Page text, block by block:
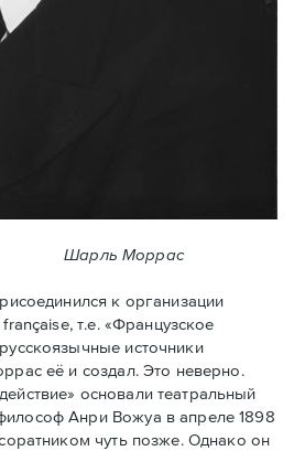
Шарль Моррас
к организации
т.е. «Французское
источники
её и создал. Это неверно.
основали театральный
Анри Вожуа в апреле 1898
чуть позже. Однако он